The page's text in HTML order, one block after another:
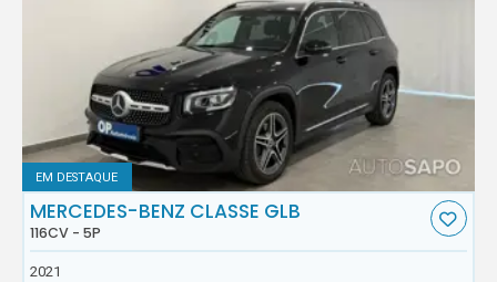
EM DESTAQUE
MERCEDES-BENZ CLASSE GLB
116CV - 5P
2021